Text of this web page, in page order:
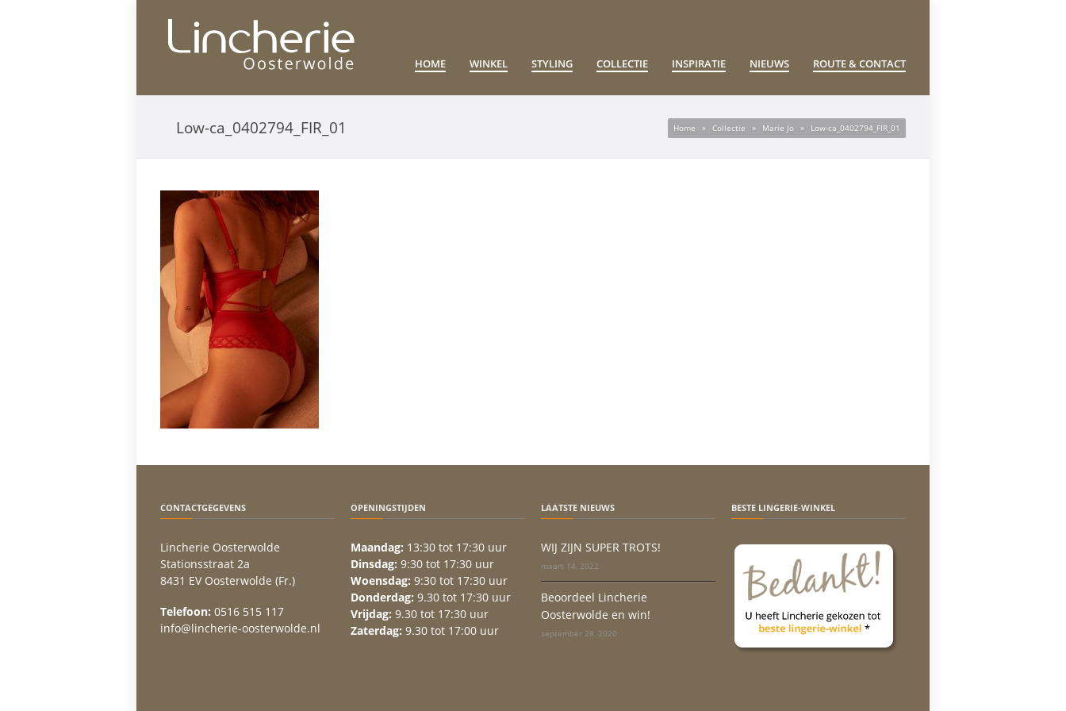
HOME WINKEL STYLING COLLECTIE INSPIRATIE NIEUWS ROUTE & CONTACT
Low-ca_0402794_FIR_01 Home » Collectie » Marie Jo » Low-ca_0402794_FIR_01
CONTACTGEGEVENS
Lincherie Oosterwolde
Stationsstraat 2a
8431 EV Oosterwolde (Fr.)
Telefoon: 0516 515 117
info@lincherie-oosterwolde.nl
OPENINGSTIJDEN
Maandag: 13:30 tot 17:30 uur
Dinsdag: 9:30 tot 17:30 uur
Woensdag: 9:30 tot 17:30 uur
Donderdag: 9.30 tot 17:30 uur
Vrijdag: 9.30 tot 17:30 uur
Zaterdag: 9.30 tot 17:00 uur
LAATSTE NIEUWS
WIJ ZIJN SUPER TROTS!
maart 14, 2022
Beoordeel Lincherie
Oosterwolde en win!
september 28, 2020
BESTE LINGERIE-WINKEL